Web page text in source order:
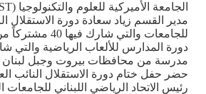
الجامعة الأميركية للعلوم والتكنولوجيا (
مدير القسم زياد سعادة دورة الاستقلال
مدرسة من محافظات بيروت وجبل لبنان
حضر حفل ختام دورة الاستقلال النائب
رئيس الاتحاد الرياضي اللبناني